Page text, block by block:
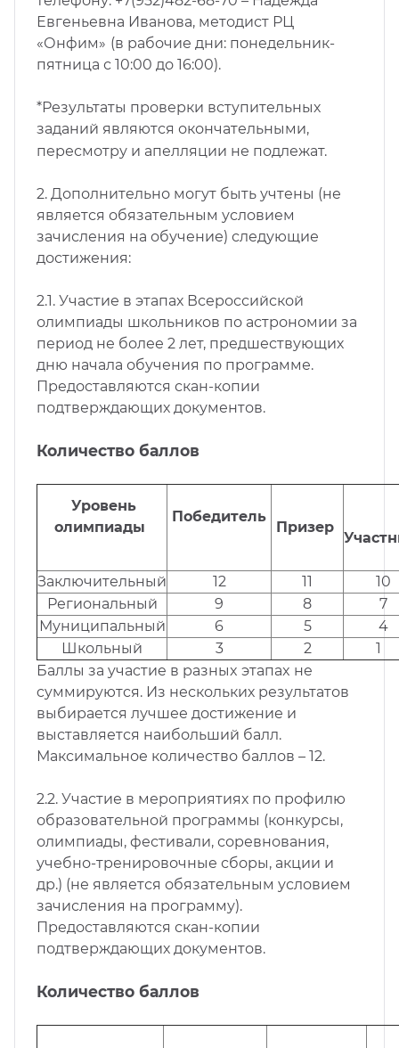
Евгеньевна Иванова, методист РЦ
«Онфим» (в рабочие дни: понедельник-
пятница с 10:00 до 16:00).
*Результаты проверки вступительных
заданий являются окончательными,
пересмотру и апелляции не подлежат.
2. Дополнительно могут быть учтены (не
является обязательным условием
зачисления на обучение) следующие
достижения:
2.1. Участие в этапах Всероссийской
олимпиады школьников по астрономии за
период не более 2 лет, предшествующих
дню начала обучения по программе.
Предоставляются скан-копии
подтверждающих документов.
Количество баллов
Уровень
олимпиады
Победитель
Призер
Заключительный 12 11
10
Региональный
9 8
7
Муниципальный
6 5
4
Школьный
3 2
1
Бaллы за yчacтиe в paзныx этaпax нe
cyммиpyютcя. Из нескольких результатов
выбирается лучшее достижение и
выставляется наибольший балл.
Максимальное количество баллов – 12.
2.2. Участие в мероприятиях по профилю
образовательной программы (конкурсы,
олимпиады, фестивали, соревнования,
учебно-тренировочные сборы, акции и
др.) (не является обязательным условием
зачисления на программу).
Предоставляются скан-копии
подтверждающих документов.
Количество баллов